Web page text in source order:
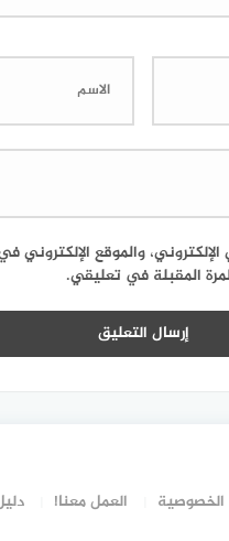
والموقع الإلكتروني
المقبلة في تعليقي.
العمل معنا!